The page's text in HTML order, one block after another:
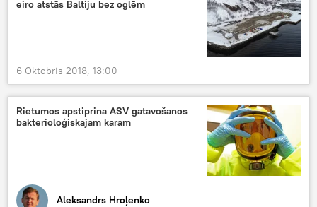
eiro atstās Baltiju bez oglēm
6 Oktobris 2018, 13:00
Rietumos apstiprina ASV gatavošanos
bakterioloģiskajam karam
Aleksandrs Hroļenko